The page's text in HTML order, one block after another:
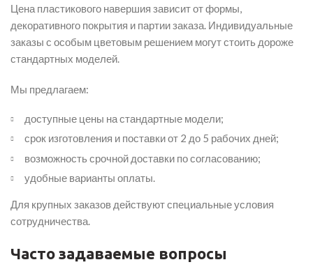
Цена пластикового навершия зависит от формы,
декоративного покрытия и партии заказа. Индивидуальные
заказы с особым цветовым решением могут стоить дороже
стандартных моделей.
Мы предлагаем:
доступные цены на стандартные модели;
срок изготовления и поставки от 2 до 5 рабочих дней;
возможность срочной доставки по согласованию;
удобные варианты оплаты.
Для крупных заказов действуют специальные условия
сотрудничества.
Часто задаваемые вопросы